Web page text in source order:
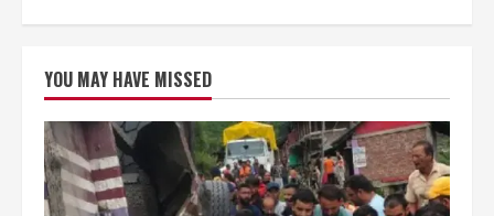
YOU MAY HAVE MISSED